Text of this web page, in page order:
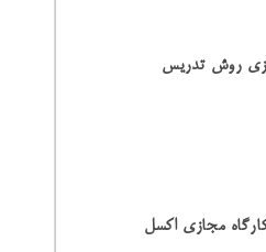
روش تدریس
مجازی اکسل